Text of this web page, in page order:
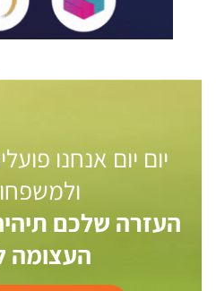
יום יום אנחנו
העזרה שלכם
העצומה